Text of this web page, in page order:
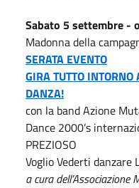
Sabato 5 settembre -
Madonna della
SERATA EVENTO
GIRA TUTTO
DANZA!
con la band Azione
Dance 2000’s
PREZIOSO
Voglio Vederti danzare
a cura dell’Associazione